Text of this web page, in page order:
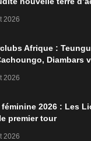
2026
Afrique :
Diambars
2026
féminine 2026 : Les
premier tour
2026